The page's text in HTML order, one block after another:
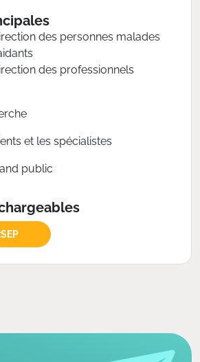
des personnes malades
des professionnels
et les spécialistes
public